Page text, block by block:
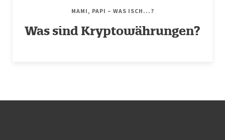
MAMI, PAPI – WAS ISCH...?
Was sind Kryptowährungen?